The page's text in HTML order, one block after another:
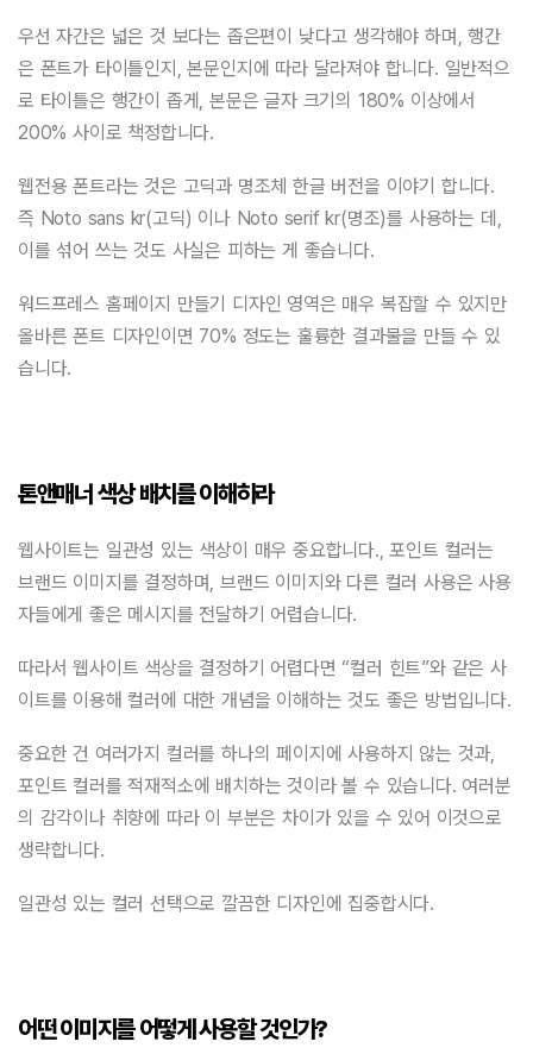
우선 자간은 넓은 것 보다는 좁은편이 낮다고 생각해야 하며, 행간
은 폰트가 타이틀인지, 본문인지에 따라 달라져야 합니다. 일반적으
로 타이틀은 행간이 좁게, 본문은 글자 크기의 180% 이상에서
200% 사이로 책정합니다.
웹전용 폰트라는 것은 고딕과 명조체 한글 버전을 이야기 합니다.
즉 Noto sans kr(고딕) 이나 Noto serif kr(명조)를 사용하는 데,
이를 섞어 쓰는 것도 사실은 피하는 게 좋습니다.
워드프레스 홈페이지 만들기 디자인 영역은 매우 복잡할 수 있지만
올바른 폰트 디자인이면 70% 정도는 훌륭한 결과물을 만들 수 있
습니다.
톤앤매너 색상 배치를 이해하라
웹사이트는 일관성 있는 색상이 매우 중요합니다., 포인트 컬러는
브랜드 이미지를 결정하며, 브랜드 이미지와 다른 컬러 사용은 사용
자들에게 좋은 메시지를 전달하기 어렵습니다.
따라서 웹사이트 색상을 결정하기 어렵다면 “컬러 힌트”와 같은 사
이트를 이용해 컬러에 대한 개념을 이해하는 것도 좋은 방법입니다.
중요한 건 여러가지 컬러를 하나의 페이지에 사용하지 않는 것과,
포인트 컬러를 적재적소에 배치하는 것이라 볼 수 있습니다. 여러분
의 감각이나 취향에 따라 이 부분은 차이가 있을 수 있어 이것으로
생략합니다.
일관성 있는 컬러 선택으로 깔끔한 디자인에 집중합시다.
어떤 이미지를 어떻게 사용할 것인가?